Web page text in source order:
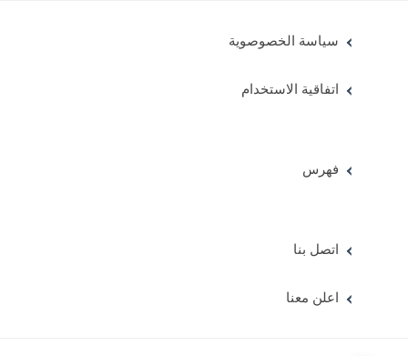
سياسة الخصوصوية
اتفاقية الاستخدام
فهرس
اتصل بنا
اعلن معنا